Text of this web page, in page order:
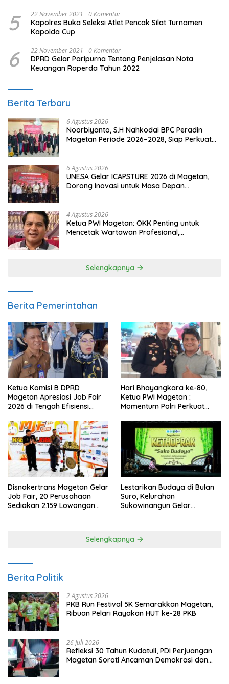
5 22 November 2021 0 Komentar
Kapolres Buka Seleksi Atlet Pencak Silat Turnamen
Kapolda Cup
6 22 November 2021 0 Komentar
DPRD Gelar Paripurna Tentang Penjelasan Nota
Keuangan Raperda Tahun 2022
Berita Terbaru
6 Agustus 2026
Noorbiyanto, S.H Nahkodai BPC Peradin
Magetan Periode 2026–2028, Siap Perkuat
6 Agustus 2026
UNESA Gelar ICAPSTURE 2026 di Magetan,
Dorong Inovasi untuk Masa Depan
4 Agustus 2026
Ketua PWI Magetan: OKK Penting untuk
Mencetak Wartawan Profesional,
Selengkapnya
Berita Pemerintahan
Ketua Komisi B DPRD
Magetan Apresiasi Job Fair
2026 di Tengah Efisiensi
Hari Bhayangkara ke-80,
Ketua PWI Magetan :
Momentum Polri Perkuat
Disnakertrans Magetan Gelar
Job Fair, 20 Perusahaan
Sediakan 2.159 Lowongan
Lestarikan Budaya di Bulan
Suro, Kelurahan
Sukowinangun Gelar
Selengkapnya
Berita Politik
2 Agustus 2026
PKB Run Festival 5K Semarakkan Magetan,
Ribuan Pelari Rayakan HUT ke-28 PKB
26 Juli 2026
Refleksi 30 Tahun Kudatuli, PDI Perjuangan
Magetan Soroti Ancaman Demokrasi dan